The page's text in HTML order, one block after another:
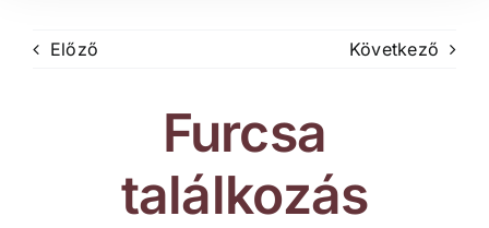
Előző Következő
Furcsa
találkozás